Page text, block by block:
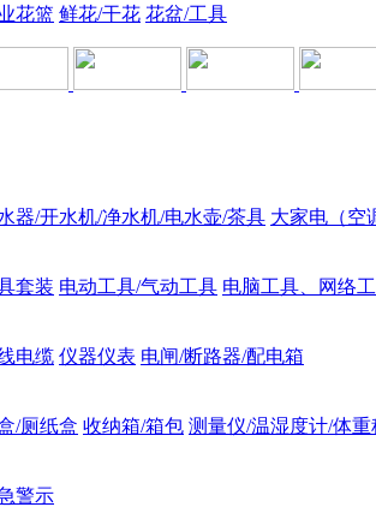
花篮 鲜花/干花 花盆/工具
器/开水机/净水机/电水壶/茶具 大家电（空
套装 电动工具/气动工具 电脑工具、网络
电缆 仪器仪表 电闸/断路器/配电箱
/厕纸盒 收纳箱/箱包 测量仪/温湿度计/体重
警示